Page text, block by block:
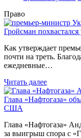
Право
Гройсман
Как утверждает
почти на треть.
ежедневные…
Читать далее
Глава «Нафтогаза»
США
Глава «Нафтогаза»
за выигрыш спора с